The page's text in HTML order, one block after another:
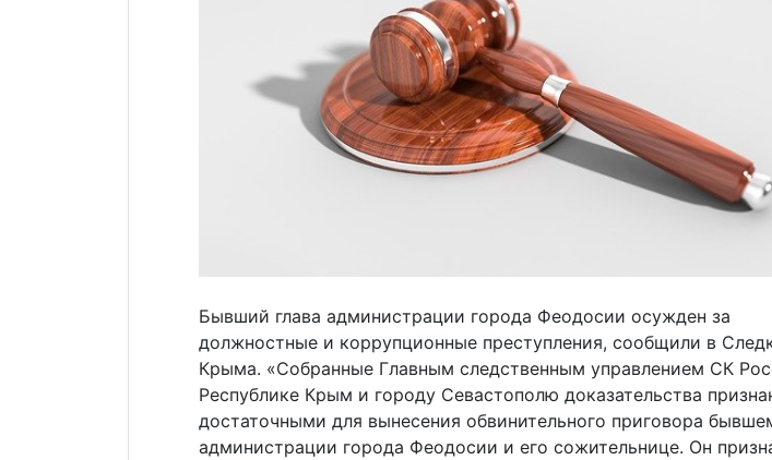
Бывший глава администрации города Феодосии осужден за
должностные и коррупционные преступления, сообщили в
Крыма. «Собранные Главным следственным управлением СК
Республике Крым и городу Севастополю доказательства
достаточными для вынесения обвинительного приговора
администрации города Феодосии и его сожительнице. Он